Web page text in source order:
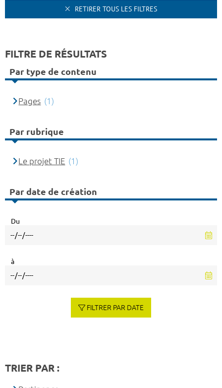
RETIRER TOUS LES FILTRES
FILTRE DE RÉSULTATS
Par type de contenu
Pages (1)
Par rubrique
Le projet TIE (1)
Par date de création
Du
à
FILTRER PAR DATE
TRIER PAR :